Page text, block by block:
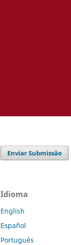
Enviar Submissão
Idioma
English
Español
Português